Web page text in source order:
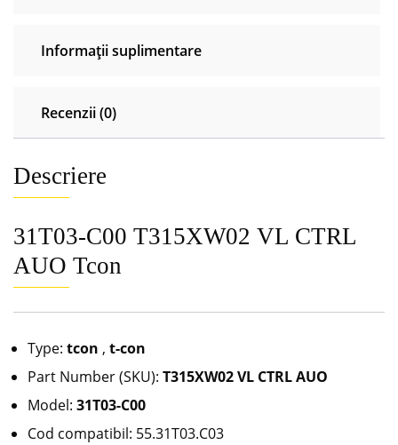
Informații suplimentare
Recenzii (0)
Descriere
31T03-C00 T315XW02 VL CTRL
AUO Tcon
Type: tcon , t-con
Part Number (SKU): T315XW02 VL CTRL AUO
Model: 31T03-C00
Cod compatibil: 55.31T03.C03